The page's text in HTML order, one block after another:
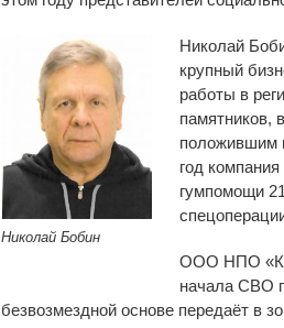
Николай Бобин
Николай
крупный
работы в
памятников,
положившим
год
гумпомощи
ООО НПО
начала СВО
безвозмездной основе передаёт в